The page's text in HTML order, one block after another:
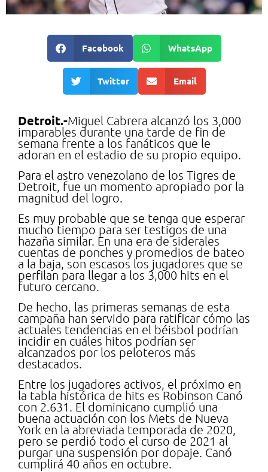
Facebook WhatsApp
Twitter Email
Detroit.-Miguel Cabrera alcanzó los 3,000
imparables durante una tarde de fin de
semana frente a los fanáticos que le
adoran en el estadio de su propio equipo.
Para el astro venezolano de los Tigres de
Detroit, fue un momento apropiado por la
magnitud del logro.
Es muy probable que se tenga que esperar
mucho tiempo para ser testigos de una
hazaña similar. En una era de siderales
cuentas de ponches y promedios de bateo
a la baja, son escasos los jugadores que se
perfilan para llegar a los 3,000 hits en el
futuro cercano.
De hecho, las primeras semanas de esta
campaña han servido para ratificar cómo las
actuales tendencias en el béisbol podrían
incidir en cuáles hitos podrían ser
alcanzados por los peloteros más
destacados.
Entre los jugadores activos, el próximo en
la tabla histórica de hits es Robinson Canó
con 2.631. El dominicano cumplió una
buena actuación con los Mets de Nueva
York en la abreviada temporada de 2020,
pero se perdió todo el curso de 2021 al
purgar una suspensión por dopaje. Canó
cumplirá 40 años en octubre.